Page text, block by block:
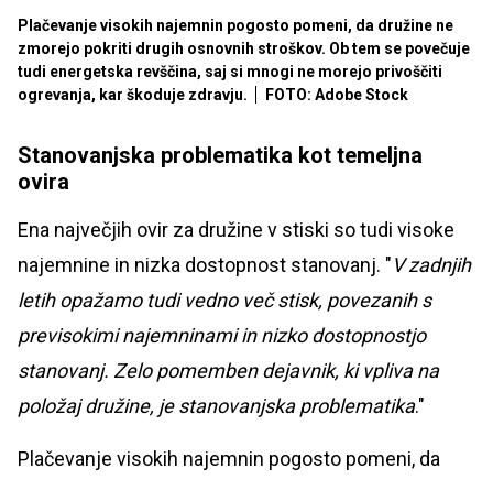
Plačevanje visokih najemnin pogosto pomeni, da družine ne
zmorejo pokriti drugih osnovnih stroškov. Ob tem se povečuje
tudi energetska revščina, saj si mnogi ne morejo privoščiti
ogrevanja, kar škoduje zdravju.
FOTO: Adobe Stock
Stanovanjska problematika kot temeljna
ovira
Ena največjih ovir za družine v stiski so tudi visoke
najemnine in nizka dostopnost stanovanj. "V zadnjih
letih opažamo tudi vedno več stisk, povezanih s
previsokimi najemninami in nizko dostopnostjo
stanovanj. Zelo pomemben dejavnik, ki vpliva na
položaj družine, je stanovanjska problematika."
Plačevanje visokih najemnin pogosto pomeni, da